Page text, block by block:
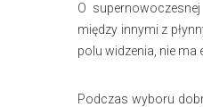
O
między innymi z
polu widzenia, nie ma
Podczas wyboru